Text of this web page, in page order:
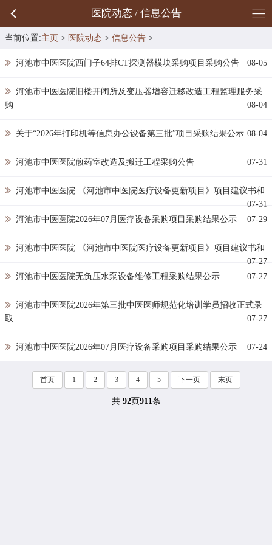
医院动态 / 信息公告
当前位置:主页 > 医院动态 > 信息公告 >
河池市中医医院西门子64排CT探测器模块采购项目采购公告 08-05
河池市中医医院旧楼开闭所及变压器增容迁移改造工程监理服务采
购
08-04
关于“2026年打印机等信息办公设备第三批”项目采购结果公示 08-04
河池市中医医院煎药室改造及搬迁工程采购公告 07-31
河池市中医医院 《河池市中医院医疗设备更新项目》项目建议书和
07-31
河池市中医医院2026年07月医疗设备采购项目采购结果公示
07-29
河池市中医医院 《河池市中医院医疗设备更新项目》项目建议书和
07-27
河池市中医医院无负压水泵设备维修工程采购结果公示
07-27
河池市中医医院2026年第三批中医医师规范化培训学员招收正式录
取
07-27
河池市中医医院2026年07月医疗设备采购项目采购结果公示 07-24
首页 1 2 3 4 5 下一页 末页
共 92页911条